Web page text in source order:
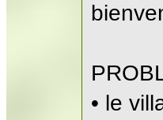
• le